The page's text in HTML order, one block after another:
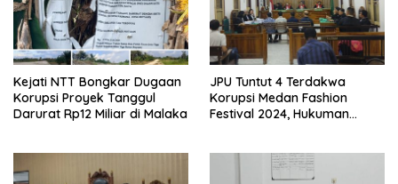
Kejati NTT Bongkar Dugaan
Korupsi Proyek Tanggul
Darurat Rp12 Miliar di Malaka
JPU Tuntut 4 Terdakwa
Korupsi Medan Fashion
Festival 2024, Hukuman